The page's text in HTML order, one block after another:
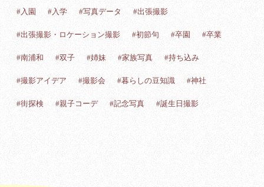
#入園 #入学 #写真データ #出張撮影
#出張撮影・ロケーション撮影 #初節句 #卒園 #卒業
#南浦和 #双子 #姉妹 #家族写真 #持ち込み
#撮影アイデア #撮影会 #暮らしの豆知識 #神社
#街探検 #親子コーデ #記念写真 #誕生日撮影